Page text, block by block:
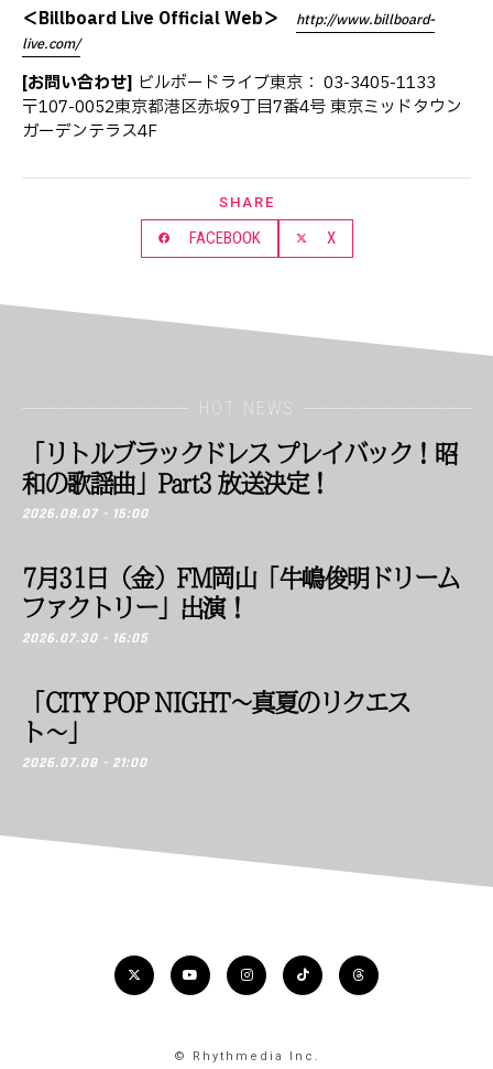
＜Billboard Live Official Web＞
http://www.billboard-
live.com/
[お問い合わせ] ビルボードライブ東京： 03-3405-1133
〒107-0052東京都港区赤坂9丁目7番4号 東京ミッドタウン
ガーデンテラス4F
SHARE
FACEBOOK X
HOT NEWS
「リトルブラックドレス プレイバック！昭
和の歌謡曲」Part3 放送決定！
2026.08.07 - 15:00
7月31日（金）FM岡山「牛嶋俊明ドリーム
ファクトリー」出演！
2026.07.30 - 16:05
「CITY POP NIGHT〜真夏のリクエス
ト〜」
2026.07.08 - 21:00
© Rhythmedia Inc.